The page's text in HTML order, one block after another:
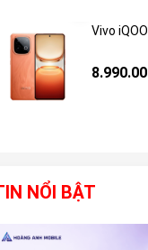
Vivo
NỔI BẬT